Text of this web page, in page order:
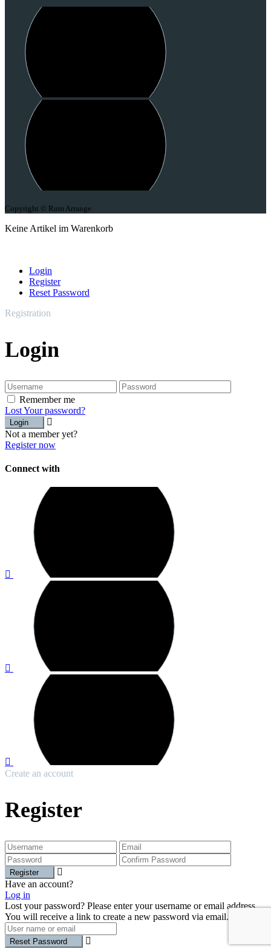
Copyright © Rum Arrange
Keine Artikel im Warenkorb
Login
Register
Reset Password
Registration
Login
Remember me
Lost Your password?
Login
Not a member yet?
Register now
Connect with
Create an account
Register
Register
Have an account?
Log in
Lost your password? Please enter your username or email address.
You will receive a link to create a new password via email.
Reset Password